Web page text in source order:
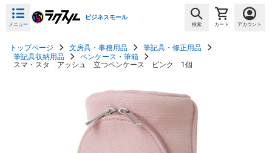
メニュー
ビジネスモール
検索 カート アカウント
トップページ 文房具・事務用品
筆記具・修正用品
筆記具収納用品
ペンケース・筆箱
スマ・スタ アッシュ 立つペンケース ピンク 1個